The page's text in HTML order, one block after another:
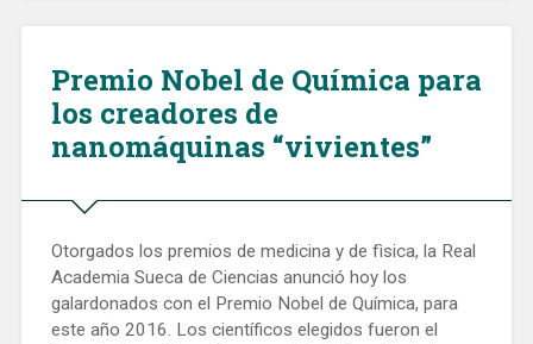
Premio Nobel de Química para
los creadores de
nanomáquinas “vivientes”
Otorgados los premios de medicina y de fìsica, la Real
Academia Sueca de Ciencias anunció hoy los
galardonados con el Premio Nobel de Química, para
este año 2016. Los científicos elegidos fueron el